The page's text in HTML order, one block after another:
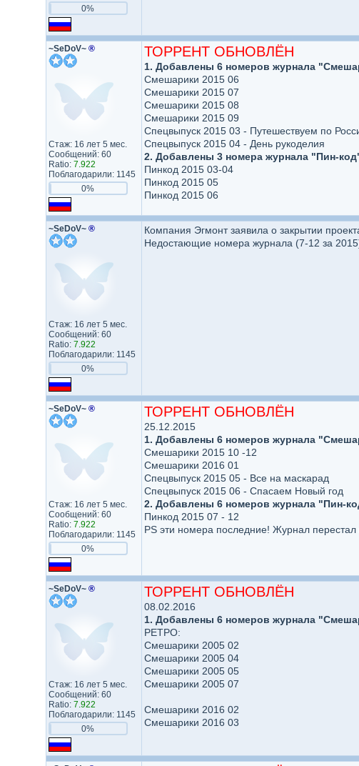
0%
~SeDoV~ ®
Стаж: 16 лет 5 мес.
Сообщений: 60
Ratio: 7.922
Поблагодарили: 1145
0%
ТОРРЕНТ ОБНОВЛЁН
1. Добавлены 6 номеров журнала
Смешарики 2015 06
Смешарики 2015 07
Смешарики 2015 08
Смешарики 2015 09
Спецвыпуск 2015 03 - Путешествуем по
Спецвыпуск 2015 04 - День рукоделия
2. Добавлены 3 номера журнала "Пин-
Пинкод 2015 03-04
Пинкод 2015 05
Пинкод 2015 06
~SeDoV~ ®
Стаж: 16 лет 5 мес.
Сообщений: 60
Ratio: 7.922
Поблагодарили: 1145
0%
Компания Эгмонт заявила о закрытии
Недостающие номера журнала (7-12 за
~SeDoV~ ®
Стаж: 16 лет 5 мес.
Сообщений: 60
Ratio: 7.922
Поблагодарили: 1145
0%
ТОРРЕНТ ОБНОВЛЁН
25.12.2015
1. Добавлены 6 номеров журнала
Смешарики 2015 10 -12
Смешарики 2016 01
Спецвыпуск 2015 05 - Все на маскарад
Спецвыпуск 2015 06 - Спасаем Новый год
2. Добавлены 6 номеров журнала "Пин-
Пинкод 2015 07 - 12
PS эти номера последние! Журнал перестал
~SeDoV~ ®
Стаж: 16 лет 5 мес.
Сообщений: 60
Ratio: 7.922
Поблагодарили: 1145
0%
ТОРРЕНТ ОБНОВЛЁН
08.02.2016
1. Добавлены 6 номеров журнала
РЕТРО:
Смешарики 2005 02
Смешарики 2005 04
Смешарики 2005 05
Смешарики 2005 07
Смешарики 2016 02
Смешарики 2016 03